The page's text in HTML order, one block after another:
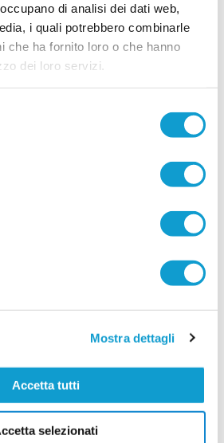
di analisi dei dati web,
i quali potrebbero combinarle
che ha fornito loro o che hanno
dei loro servizi.
Mostra dettagli
Accetta tutti
selezionati
Osimo 2011 aggiunge un nuovo tassello al
reparto arretrato con l'ingaggio del difensore
Lorenzo Baccarini, classe 2003, reduce
stagione disputata con la
...